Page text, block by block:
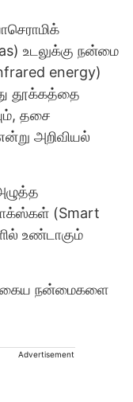
உடலுக்கு நன்மை
energy)
தூக்கத்தை
தசை
அறிவியல்
(Smart
உண்டாகும்
நன்மைகளை
Advertisement